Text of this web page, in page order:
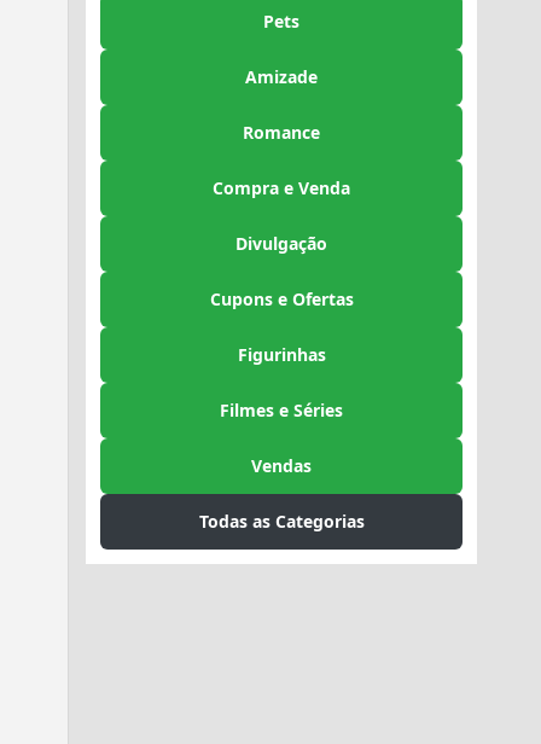
Pets
Amizade
Romance
Compra e Venda
Divulgação
Cupons e Ofertas
Figurinhas
Filmes e Séries
Vendas
Todas as Categorias